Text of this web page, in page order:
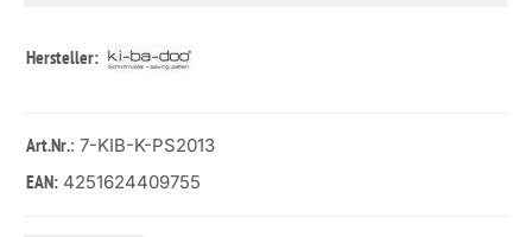
Hersteller:
Art.Nr.: 7-KIB-K-PS2013
EAN: 4251624409755